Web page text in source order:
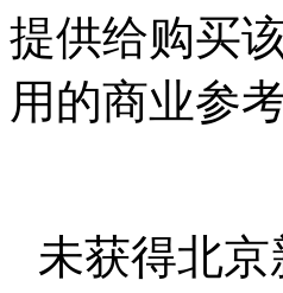
提供给购买
用的商业参
未获得北